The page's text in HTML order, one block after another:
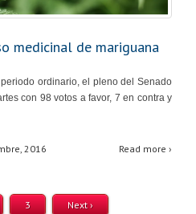
medicinal de mariguana
ordinario, el pleno del Senado
con 98 votos a favor, 7 en contra y
2016 Read more ›
3 Next ›